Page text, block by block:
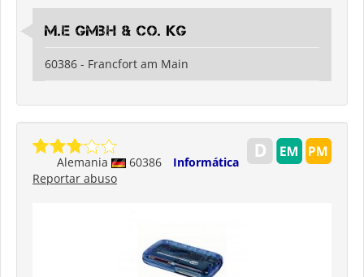
M.E GmbH & Co. KG
60386 - Francfort am Main
Alemania 60386
Informática
Reportar abuso